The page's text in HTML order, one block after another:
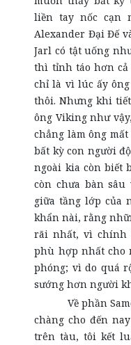
liền tay nốc cạn
Alexander Đại Đế
Jarl có tật uống
thì tỉnh táo hơn cả
chỉ là vì lúc ấy
thôi. Nhưng khi
ông Viking như
chẳng làm ông
bất kỳ con người
ngoài kia còn biết
còn chưa bàn
giữa tầng lớp của
khẩn nài, rằng
rãi nhất, vì chính
phù hợp nhất cho
phóng; vì do quá
sướng hơn người
Về phần
chàng cho đến
trên tàu, tôi kết